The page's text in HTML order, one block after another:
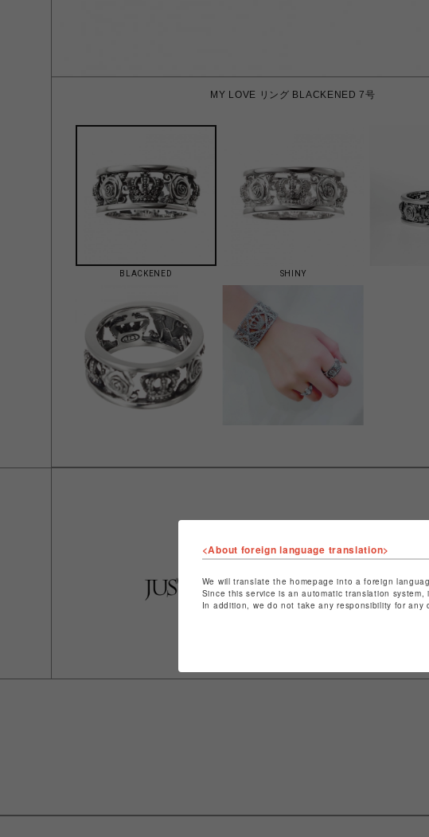
MY LOVE リング BLACKENED 7号
BLACKENED SHINY
ショップ名
特定商取引法
ショップお問
<About foreign language translation>
We will translate the homepage into a foreign
Since this service is an automatic translation
In addition, we do not take any responsibility for